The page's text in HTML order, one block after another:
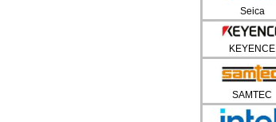
Seica
KEYENCE
SAMTEC